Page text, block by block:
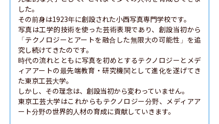
した。
その前身は1923年に創設された小西写真専門学校です。
写真は工学的技術を使った芸術表現であり、創設当初から
「テクノロジーとアートを融合した無限大の可能性」を追
究し続けてきたのです。
時代の流れとともに写真を初めとするテクノロジーとメデ
ィアアートの最先端教育・研究機関として進化を遂げてき
た東京工芸大学。
しかし、その理念は、創設当初から変わっていません。
東京工芸大学はこれからもテクノロジー分野、メディアア
ート分野の世界的人材の育成に貢献していきます。